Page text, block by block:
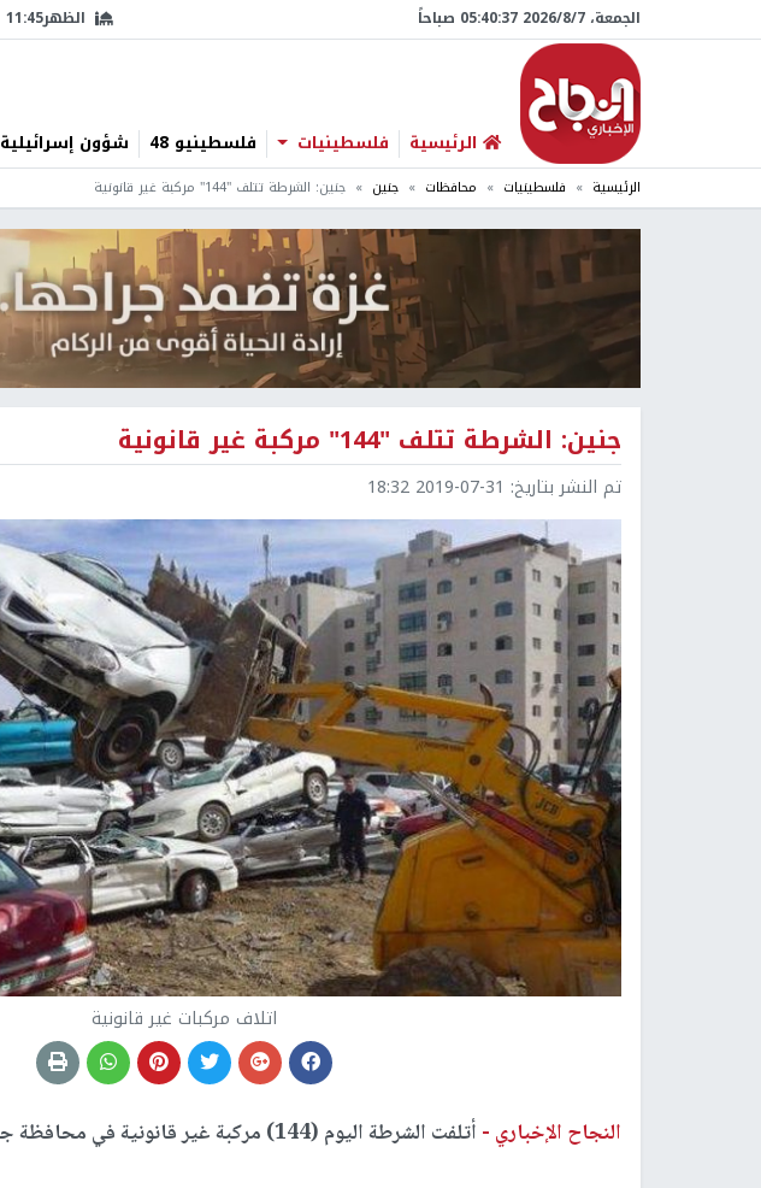
الجمعة، 7/‏8/‏2026 05:40:38 صباحاً الظهر11:45
الرئيسية فلسطينيات فلسطينيو 48 شؤون إسرائيلية
الرئيسية فلسطينيات محافظات جنين جنين: الشرطة تتلف "144" مركبة غير قانونية
جنين: الشرطة تتلف "144" مركبة غير قانونية
تم النشر بتاريخ: 2019-07-31 18:32
اتلاف مركبات غير قانونية
النجاح الإخباري - أتلفت الشرطة اليوم (144) مركبة غير قانونية في محافظة جنين.